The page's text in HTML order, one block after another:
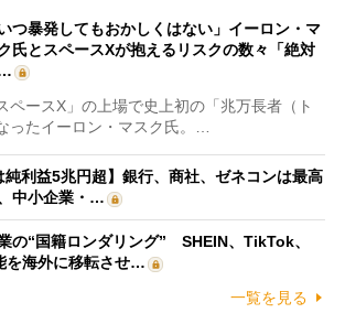
いつ暴発してもおかしくはない」イーロン・マ
氏とスペースXが抱えるリスクの数々「絶対
ースX」の上場で史上初の「兆万長者（ト
ったイーロン・マスク氏。…
純利益5兆円超】銀行、商社、ゼネコンは最高
中小企業・…
の“国籍ロンダリング” SHEIN、TikTok、
海外に移転させ…
一覧を見る